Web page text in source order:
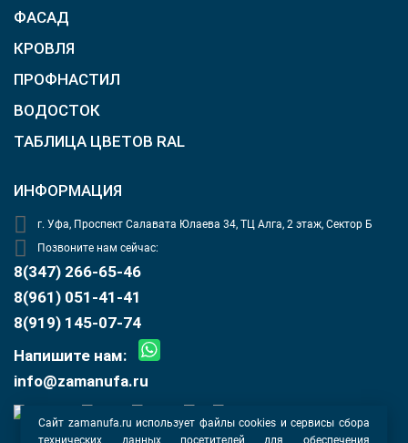
Сайт zamanufa.ru использует файлы cookies и сервисы сбора
технических данных посетителей для обеспечения
ФАСАД
КРОВЛЯ
ПРОФНАСТИЛ
ВОДОСТОК
ТАБЛИЦА ЦВЕТОВ RAL
ИНФОРМАЦИЯ
г. Уфа, Проспект Салавата Юлаева 34, ТЦ Алга, 2 этаж, Сектор Б
Позвоните нам сейчас:
8(347) 266-65-46
8(961) 051-41-41
8(919) 145-07-74
Напишите нам:
info@zamanufa.ru